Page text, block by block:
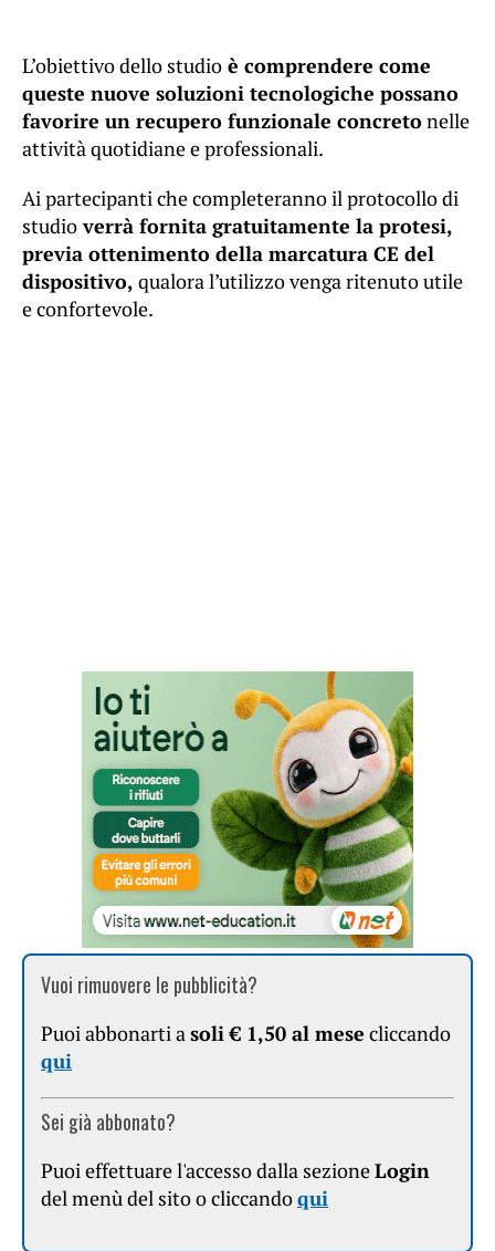
L’obiettivo dello studio è comprendere come
queste nuove soluzioni tecnologiche possano
favorire un recupero funzionale concretonelle
attività quotidiane e professionali.
Ai partecipanti che completeranno il protocollo di
studioverrà fornita gratuitamente la protesi,
previa ottenimento della marcatura CE del
dispositivo, qualora l’utilizzo venga ritenuto utile
e confortevole.
Vuoi rimuovere le pubblicità?
Puoi abbonarti asoli € 1,50 al mese cliccando
qui
Sei già abbonato?
Puoi effettuare l'accesso dalla sezioneLogin
del menù del sito o cliccandoqui